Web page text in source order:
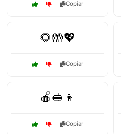
Copiar
🌻🤲💖
Copiar
🍎🥪👦
Copiar